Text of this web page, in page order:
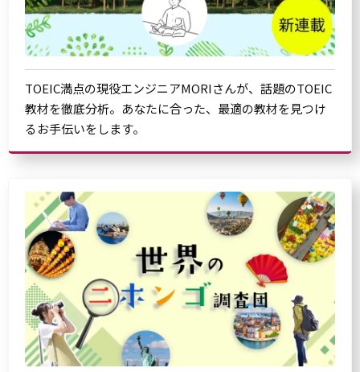
TOEIC満点の現役エンジニアMORIさんが、話題のTOEIC
教材を徹底分析。あなたに合った、最適の教材を見つけ
るお手伝いをします。